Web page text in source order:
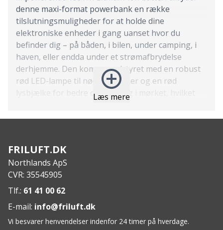
Læs mere
denne maxi-format powerbank en række
tilslutningsmuligheder for at holde dine
elektroniske enheder i gang uanset hvor du
befinder dig – på båden, i bilen, under camping, i
haven, eller endda under et strømafbrydelse
derhjemme. Den kommer udstyret med en robust
rød LED-lampe til nødsituationer og en rød
lysbjælke for bedre orientering i mørket, hvilket
Features:
Opladning og drift af mange elektroniske
apparater
Miljøvenligt alternativ til traditionelle generatorer
2x USB, 1x USB med QuickCharge 3.0, 1x USB-C
med QuickCharge 3.0, 3x 12V DC, og 1x 230V AC
udgange
Rød LED-lampe og lysbjælke for orientering i
FRILUFT.DK
Northlands ApS
CVR: 35545905
Tlf.: 61 41 00 62
E-mail: info@friluft.dk
Vi besvarer henvendelser indenfor 24 timer på hverdage.